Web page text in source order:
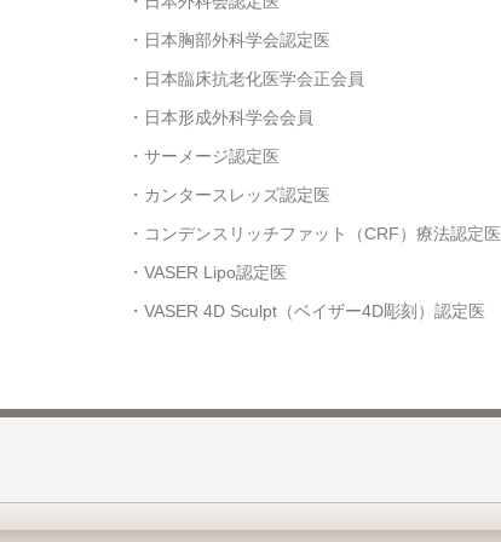
日本胸部外科学会認定医
日本臨床抗老化医学会正会員
日本形成外科学会会員
サーメージ認定医
カンタースレッズ認定医
コンデンスリッチファット（CRF）療法認定医
VASER Lipo認定医
VASER 4D Sculpt（ベイザー4D彫刻）認定医